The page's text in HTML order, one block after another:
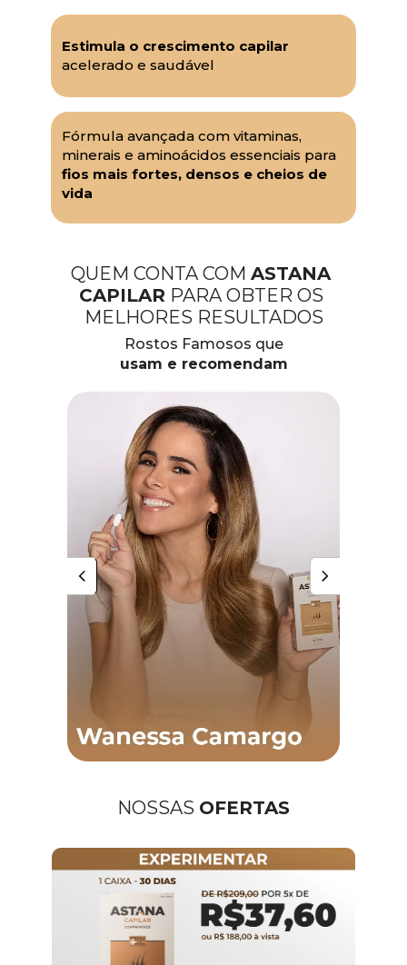
Estimula o crescimento capilar
acelerado e saudável
Fórmula avançada com vitaminas,
minerais e aminoácidos essenciais para
fios mais fortes, densos e cheios de
vida
QUEM CONTA COM ASTANA
CAPILAR PARA OBTER OS
MELHORES RESULTADOS
Rostos Famosos que
usam e recomendam
NOSSAS OFERTAS